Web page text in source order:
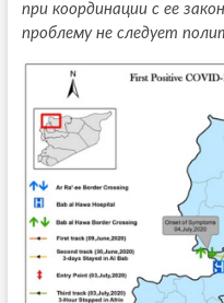
при координации с ее
проблему не следует